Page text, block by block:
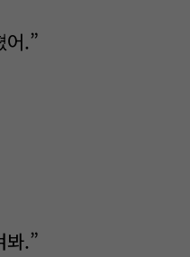
어.”
봐.”